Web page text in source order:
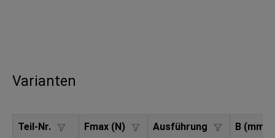
Varianten
Teil-Nr. Fmax (N) Ausführung B (mm)